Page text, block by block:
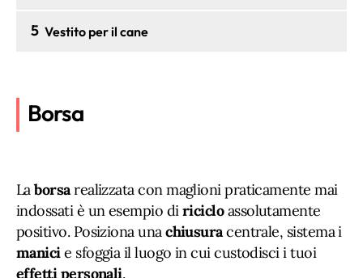
5 Vestito per il cane
Borsa
Laborsarealizzata con maglioni praticamente mai
indossati è un esempio diricicloassolutamente
positivo. Posiziona unachiusuracentrale, sistema i
manicie sfoggia il luogo in cui custodisci i tuoi
effetti personali.